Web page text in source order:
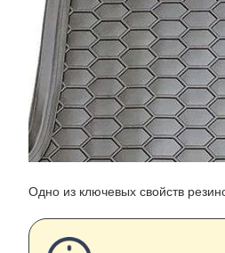
Одно из ключевых свойств